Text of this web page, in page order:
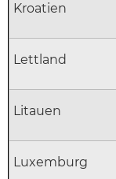
Kroatien
Lettland
Litauen
Luxemburg